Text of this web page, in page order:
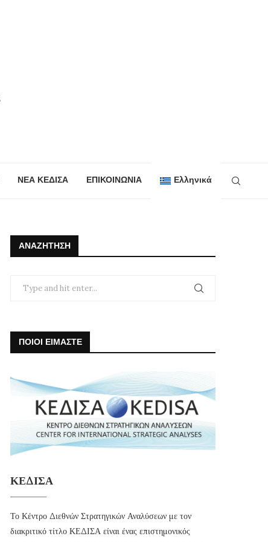
ΝΕΑ ΚΕΔΙΣΑ ΕΠΙΚΟΙΝΩΝΙΑ Ελληνικά
ΑΝΑΖΉΤΗΣΗ
ΠΟΙΟΙ ΕΙΜΑΣΤΕ
ΚΕΔΙΣΑ
Το Κέντρο Διεθνών Στρατηγικών Αναλύσεων με τον
διακριτικό τίτλο ΚΕΔΙΣΑ είναι ένας επιστημονικός